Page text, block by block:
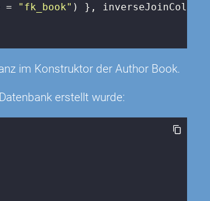
= "fk_book" ) },
im Konstruktor der Author Book.
erstellt wurde: